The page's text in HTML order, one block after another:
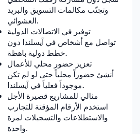
وتجنّب مكالمات التسويق والبريد
العشوائي.
توفير في الاتصالات الدولية
تواصل مع أشخاص في آيسلندا دون
خطط دولية باهظة.
تعزيز حضور محلي للأعمال
أنشئ حضوراً محلياً حتى لو لم تكن
موجوداً فعلياً في آيسلندا.
مثالي للمشاريع قصيرة الأجل
استخدم الأرقام المؤقتة للتجارب
والاستطلاعات والتسجيلات لمرة
واحدة.